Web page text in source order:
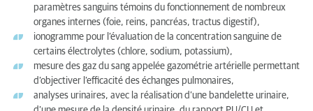
paramètres sanguins témoins du fonctionnement de nombreux
organes internes (foie, reins, pancréas, tractus digestif),
ionogramme pour l’évaluation de la concentration sanguine de
certains électrolytes (chlore, sodium, potassium),
mesure des gaz du sang appelée gazométrie artérielle permettant
d’objectiver l’efficacité des échanges pulmonaires,
analyses urinaires, avec la réalisation d’une bandelette urinaire,